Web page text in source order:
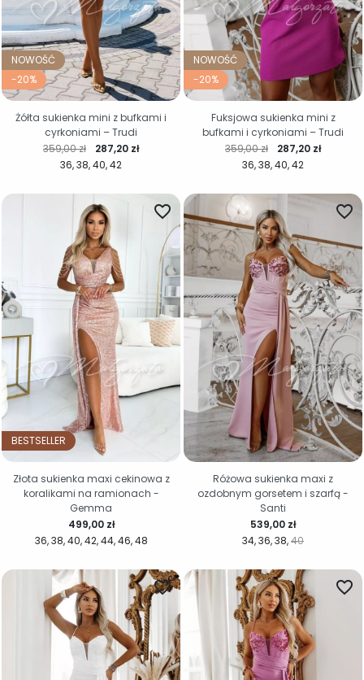
NOWOŚĆ
-20%
36 38 40 42
Cena regularna
359,00 zł Cena
287,20 zł
Żółta sukienka mini z bufkami i
cyrkoniami – Trudi
NOWOŚĆ
-20%
36 38 40 42
Cena regularna
359,00 zł Cena
287,20 zł
Fuksjowa sukienka mini z
bufkami i cyrkoniami – Trudi
BESTSELLER
36 38 40 42 44 46 48
favorite_border
Cena
499,00 zł
Złota sukienka maxi cekinowa z
koralikami na ramionach -
Gemma
34 36 38 40
favorite_border
Cena
539,00 zł
Różowa sukienka maxi z
ozdobnym gorsetem i szarfą -
Santi
favorite_border favorite_border